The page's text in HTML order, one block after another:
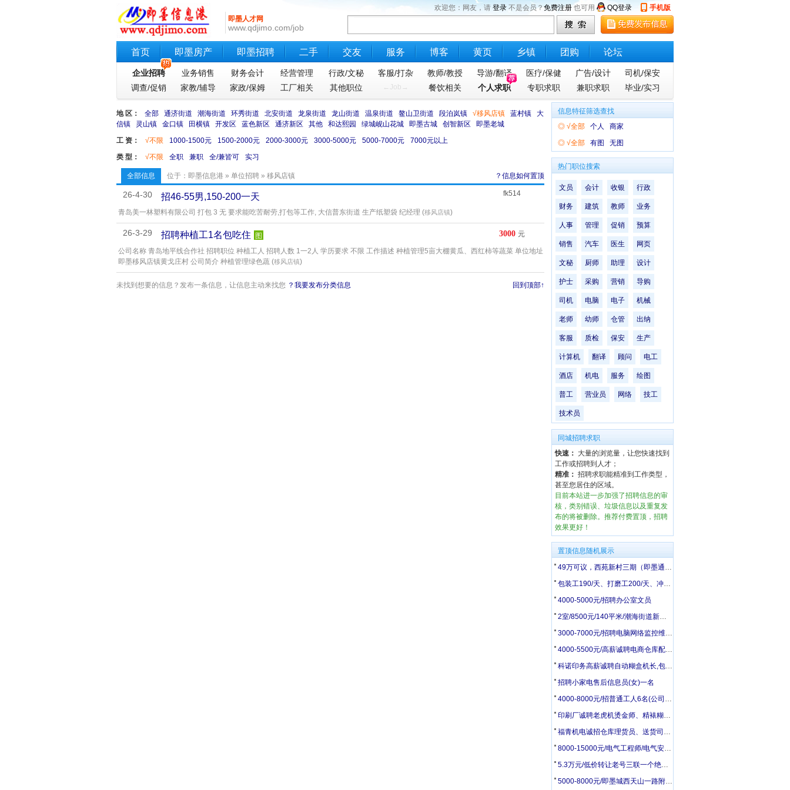
即墨人才网
www.qdjimo.com/job
欢迎您：网友，请 登录 不是会员？免费注册 也可用 QQ登录 手机版
首页 即墨房产 即墨招聘 二手 交友 服务 博客 黄页 乡镇 团购 论坛
企业招聘 业务销售 财务会计 经营管理 行政/文秘 客服/打杂 教师/教授 导游/翻译 医疗/保健 广告/设计
司机/保安
调查/促销
家教/辅导 家政/保姆 工厂相关 其他职位 ←Job→ 餐饮相关 个人求职 专职求职 兼职求职 毕业/实习
地 区： 全部 通济街道 潮海街道 环秀街道 北安街道 龙泉街道 龙山街道 温泉街道 鳌山卫街道 段泊岚镇 √移风店镇 蓝村镇
大
信镇
灵山镇 金口镇 田横镇 开发区 蓝色新区 通济新区 其他 和达熙园 绿城岘山花城 即墨古城 创智新区
即墨老城
工 资：
√不限 1000-1500元 1500-2000元 2000-3000元 3000-5000元 5000-7000元
7000元以上
类 型：
√不限 全职 兼职 全/兼皆可 实习
全部信息 位于： 即墨信息港 » 单位招聘 » 移风店镇 ？信息如何置顶
26-4-30 招46-55男,150-200一天 fk514
青岛美一林塑料有限公司 打包 3 无 要求能吃苦耐劳,打包等工作, 大信普东街道 生产纸塑袋 纪经理 (移风店镇)
26-3-29 招聘种植工1名包吃住 图 3000 元
公司名称 青岛地平线合作社 招聘职位 种植工人 招聘人数 1一2人 学历要求 不限 工作描述 种植管理5亩大棚黄瓜、西红柿等蔬菜 单位地址
即墨移风店镇黄戈庄村 公司简介 种植管理绿色蔬 (移风店镇)
回到顶部↑
未找到想要的信息？发布一条信息，让信息主动来找您 ？我要发布分类信息
信息特征筛选查找
◎ √全部 个人
商家
◎ √全部 有图 无图
热门职位搜索
文员 会计 收银 行政
财务 建筑 教师 业务
人事 管理 促销 预算
销售 汽车 医生 网页
文秘 厨师 助理 设计
护士 采购 营销 导购
司机 电脑 电子 机械
老师 幼师 仓管 出纳
客服 质检 保安 生产
计算机 翻译 顾问 电工
酒店 机电 服务 绘图
普工 营业员 网络 技工
技术员
同城招聘求职
快速： 大量的浏览量，让您快速找到
工作或招聘到人才；
精准： 招聘求职能精准到工作类型，
甚至您居住的区域。
目前本站进一步加强了招聘信息的审
核，类别错误、垃圾信息以及重复发
布的将被删除。推荐付费置顶，招聘
效果更好！
置顶信息随机展示
49万可议，西苑新村三期（即墨通济）黄金楼层83.17平 出售
包装工190/天、打磨工200/天、冲床、压力机操作240/天
4000-5000元/招聘办公室文员
2室/8500元/140平米/潮海街道新建村平房140平带院有井水
3000-7000元/招聘电脑网络监控维修员
4000-5500元/高薪诚聘电商仓库配货打包3人
科诺印务高薪诚聘自动糊盒机长,包装检品工,胶印机副工,模切工,统计
招聘小家电售后信息员(女)一名
4000-8000元/招普通工人6名(公司在28中附近)
印刷厂诚聘老虎机烫金师、精裱糊盒调度、机刀工、男女普工
福青机电诚招仓库理货员、送货司机、电商运营、销售内勤
8000-15000元/电气工程师/电气安装工/电工配盘工
5.3万元/低价转让老号三联一个绝对好号
5000-8000元/即墨城西天山一路附近招聘司机2名